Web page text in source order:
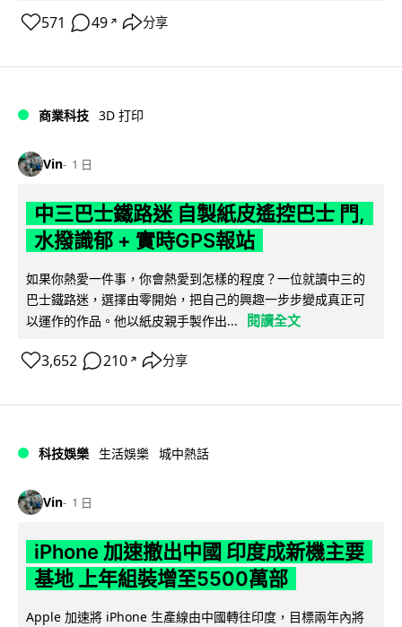
571 49 ↗ 分享
商業科技 3D 打印
Vin 1 日
中三巴士鐵路迷 自製紙皮遙控巴士 門,
水撥識郁 + 實時GPS報站
如果你熱愛一件事，你會熱愛到怎樣的程度？一位就讀中三的
巴士鐵路迷，選擇由零開始，把自己的興趣一步步變成真正可
以運作的作品。他以紙皮親手製作出...
閱讀全文
3,652 210 ↗ 分享
科技娛樂 生活娛樂 城中熱話
Vin 1 日
iPhone 加速撤出中國 印度成新機主要
基地 上年組裝增至5500萬部
Apple 加速將 iPhone 生產線由中國轉往印度，目標兩年內將